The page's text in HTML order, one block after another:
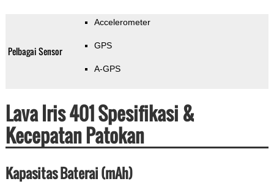
Pelbagai Sensor
Accelerometer
GPS
A-GPS
Lava Iris 401 Spesifikasi &
Kecepatan Patokan
Kapasitas Baterai (mAh)